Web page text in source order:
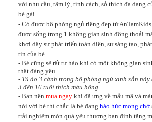
với nhu cầu, tâm lý, tính cách, sở thích đa dạng
bé gái.
- Có được bộ phòng ngủ riêng đẹp từ
được sống trong 1 không gian sinh động thoải
khơi dậy sự phát triển toàn diện, sự sáng tạo,
tin của bé.
- Bé cũng sẽ rất tự hào khi có một không gian
thật đáng yêu.
- Tủ áo 3 cánh trong bộ phòng ngủ xinh xắn
3 đến 16 tuổi thích màu hồng.
- Bạn nên mua ngay khi đã ưng về mẫu mã và
nói với bé thì chắc là bé đang háo hức mong chờ
trải nghiệm món quà yêu thương bạn định tặng